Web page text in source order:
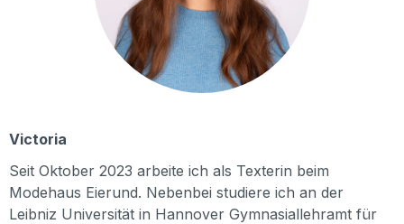
Victoria
Seit Oktober 2023 arbeite ich als Texterin beim
Modehaus Eierund. Nebenbei studiere ich an der
Leibniz Universität in Hannover Gymnasiallehramt für